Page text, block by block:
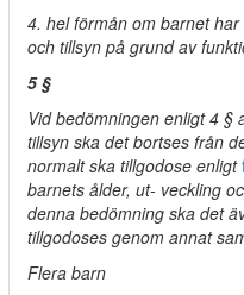
4. hel förmån om barnet
och tillsyn på grund av
5 §
Vid bedömningen enligt 4 §
tillsyn ska det bortses från
normalt ska tillgodose enligt
barnets ålder, ut- veckling
denna bedömning ska det
tillgodoses genom annat
Flera barn